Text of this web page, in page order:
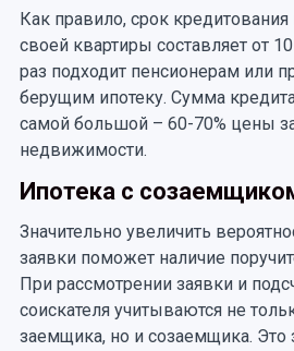
Как правило, срок
своей квартиры составляет от
раз подходит пенсионерам или
берущим ипотеку. Сумма
самой большой – 60-70% цены
недвижимости.
Ипотека с
Значительно увеличить
заявки поможет наличие
При рассмотрении заявки и
соискателя учитываются не
заемщика, но и созаемщика. Это